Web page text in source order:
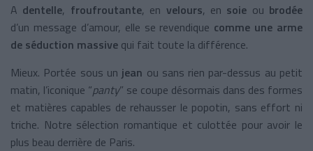
A dentelle, froufroutante, en velours, en soie ou brodée
d’un message d’amour, elle se revendique comme une arme
de séduction massive qui fait toute la différence.
Mieux. Portée sous un jean ou sans rien par-dessus au petit
matin, l’iconique “panty” se coupe désormais dans des formes
et matières capables de rehausser le popotin, sans effort ni
triche. Notre sélection romantique et culottée pour avoir le
plus beau derrière de Paris.